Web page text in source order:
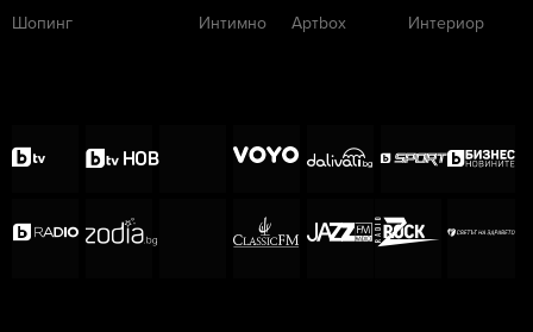
Шопинг
Интимно
Артbox
Интериор